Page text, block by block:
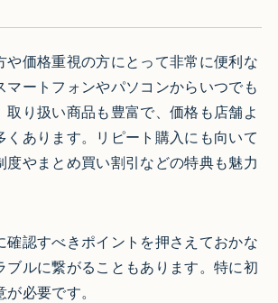
や価格重視の方にとって非常に便利な
マートフォンやパソコンからいつでも
取り扱い商品も豊富で、価格も店舗よ
くあります。リピート購入にも向いて
度やまとめ買い割引などの特典も魅力
確認すべきポイントを押さえておかな
ブルに繋がることもあります。特に初
必要です。